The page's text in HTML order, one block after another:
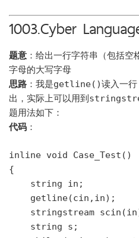
1003.Cyber
题意 ：给出一行字符串（包括
字母的大写字母
思路 ：我是getline()读入一
出，实际上可以用到
题用法如下：
代码 ：
inline void Case_Test()
{
    string in;
    getline(cin,in);
stringstream
    string s;